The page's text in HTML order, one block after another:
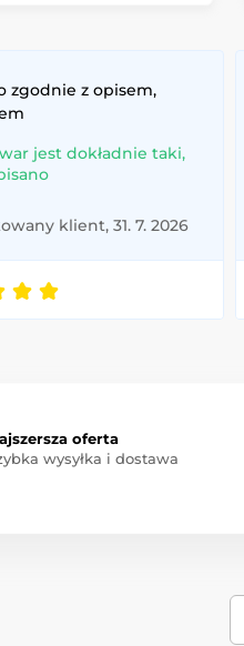
zgodnie z opisem,
jest dokładnie taki,
klient, 31. 7. 2026
oferta
wysyłka i dostawa